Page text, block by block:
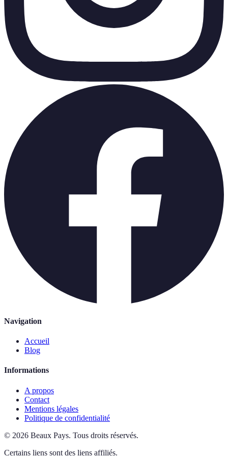
Navigation
Accueil
Blog
Informations
A propos
Contact
Mentions légales
Politique de confidentialité
© 2026 Beaux Pays. Tous droits réservés.
Certains liens sont des liens affiliés.